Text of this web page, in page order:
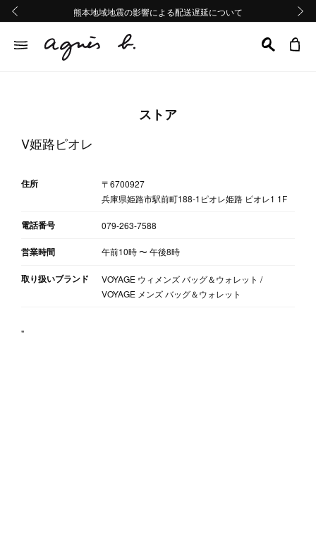
熊本地域地震の影響による配送遅延について
Summer Sale 2buy10%OFF!!
熊本地域地震の影響による配送遅延について
Summer Sale 2buy10%OFF!!
ストア
V姫路ピオレ
住所
〒6700927
兵庫県姫路市駅前町188-1ピオレ姫路 ピオレ1 1F
電話番号 079-263-7588
営業時間 午前10時〜午後8時
取り扱いブランド
VOYAGE ウィメンズ バッグ＆ウォレット /
VOYAGE メンズ バッグ＆ウォレット
"